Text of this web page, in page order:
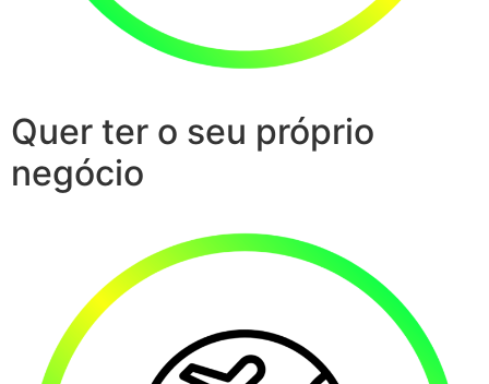
Quer ter o seu próprio
negócio